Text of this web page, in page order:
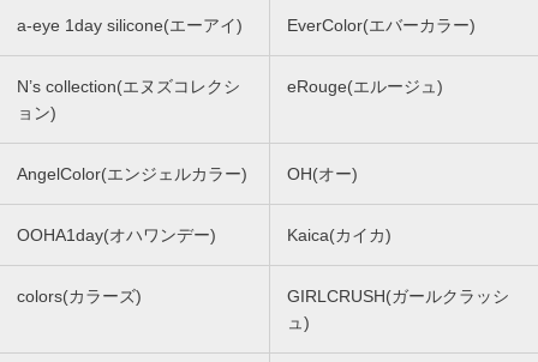
a-eye 1day silicone(エーアイ) EverColor(エバーカラー)
N’s collection(エヌズコレクシ
ョン)
eRouge(エルージュ)
AngelColor(エンジェルカラー) OH(オー)
OOHA1day(オハワンデー) Kaica(カイカ)
colors(カラーズ)
GIRLCRUSH(ガールクラッシ
ュ)